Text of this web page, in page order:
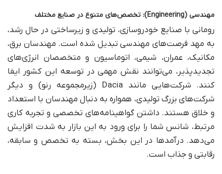
مهندسی (Engineering): تخصص‌های متنوع در صنایع مختلف
رومانی با صنایع خودروسازی، تولیدی و زیرساختی در حال رشد،
به مهد فرصت‌های مهندسی تبدیل شده است. مهندسان برق،
مکانیک، عمران، شیمی، اتوماسیون و متخصصان انرژی‌های
تجدیدپذیر، می‌توانند نقش مهمی در توسعه این کشور ایفا
کنند. شرکت‌هایی مانند Dacia (زیرمجموعه رنو) و دیگر
شرکت‌های بزرگ تولیدی، همواره به دنبال مهندسان با استعداد
و خلاق هستند. داشتن گواهینامه‌های تخصصی و تجربه کاری
مرتبط، شانس شما را برای ورود به این بازار به شدت افزایش
می‌دهد. درآمدها در این بخش، بسته به تخصص و سابقه،
رقابتی و جذاب است.